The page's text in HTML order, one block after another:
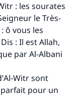
: les sourates
le Très-
: ô vous les
Dis : Il est Allah,
par Al-Albani
Al-Witrsont
pour un